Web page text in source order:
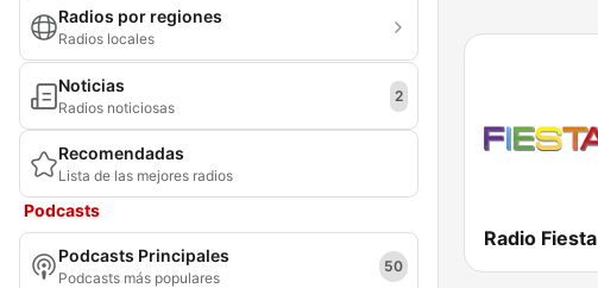
Radios por regiones
Radios locales
Noticias
Radios noticiosas
2
Recomendadas
Lista de las mejores radios
Podcasts
Podcasts Principales
Podcasts más populares
50
Radio Fiesta